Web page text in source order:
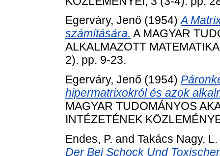
Egerváry, Jenő (1954)A
számítására. A MAGYAR
ALKALMAZOTT
2). pp. 9-23.
Egerváry, Jenő (1954)
hipermatrixokról és azok
MAGYAR TUDOMÁNYOS
INTÉZETÉNEK
Endes, P. and Takács Nagy, L.
Der Bei Schock Und